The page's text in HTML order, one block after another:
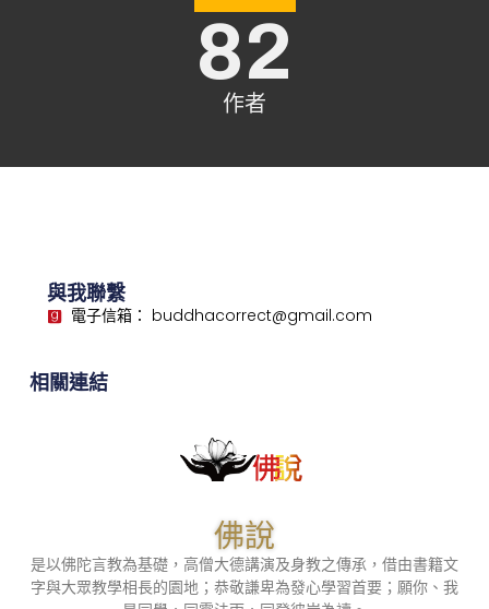
作者
82
佛說
是以佛陀言教為基礎，高僧大德講演及身教之傳承，借由書籍文
字與大眾教學相長的園地；恭敬謙卑為發心學習首要；願你、我
與我聯繫
電子信箱： buddhacorrect@gmail.com
相關連結